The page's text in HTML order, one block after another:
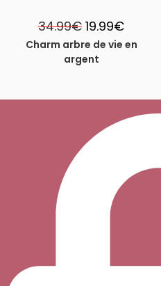
34.99€ Le
prix
initial
était :
34.99€.
19.99€Le
prix
actuel
est :
Charm arbre de vie en
argent